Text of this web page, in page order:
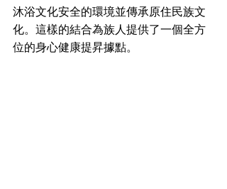
沐浴文化安全的環境並傳承原住民族文
化。這樣的結合為族人提供了一個全方
位的身心健康提昇據點。